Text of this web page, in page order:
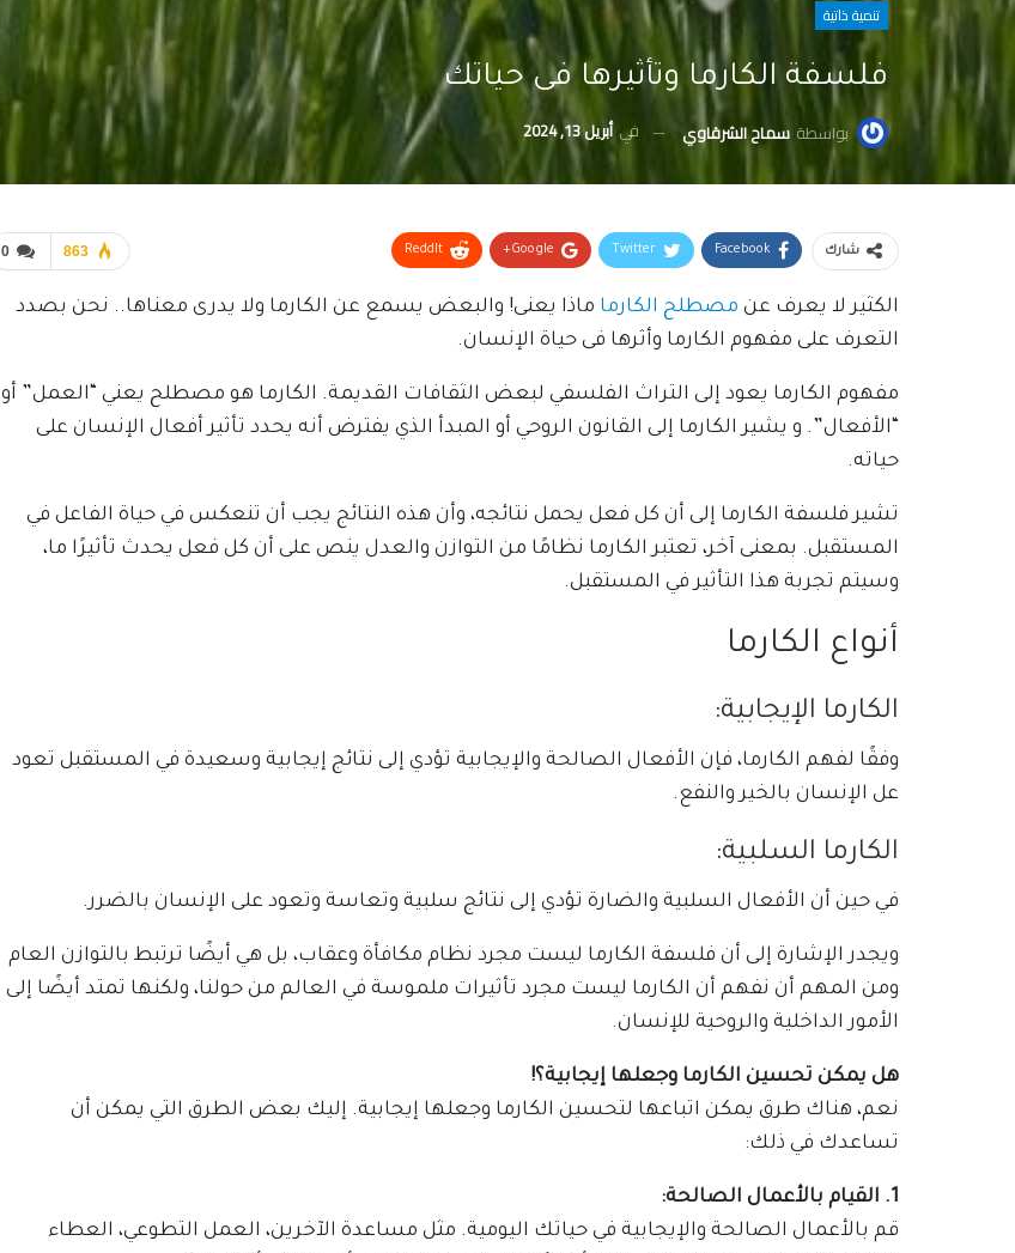
تنمية ذاتية
فلسفة الكارما وتأثيرها فى حياتك
بواسطة سماح الشرقاوي في أبريل 13, 2024
0 863 شارك Facebook
Twitter
Google+
ReddIt
الكثير لا يعرف عن مصطلح الكارما ماذا يعنى! والبعض يسمع عن الكارما ولا يدرى معناها.. نحن بصدد
التعرف على مفهوم الكارما وأثرها فى حياة الإنسان.
مفهوم الكارما يعود إلى التراث الفلسفي لبعض الثقافات القديمة. الكارما هو مصطلح يعني “العمل” أو
“الأفعال”. و يشير الكارما إلى القانون الروحي أو المبدأ الذي يفترض أنه يحدد تأثير أفعال الإنسان على
حياته.
تشير فلسفة الكارما إلى أن كل فعل يحمل نتائجه، وأن هذه النتائج يجب أن تنعكس في حياة الفاعل في
المستقبل. بمعنى آخر، تعتبر الكارما نظامًا من التوازن والعدل ينص على أن كل فعل يحدث تأثيرًا ما،
وسيتم تجربة هذا التأثير في المستقبل.
أنواع الكارما
الكارما الإيجابية:
وفقًا لفهم الكارما، فإن الأفعال الصالحة والإيجابية تؤدي إلى نتائج إيجابية وسعيدة في المستقبل تعود
عل الإنسان بالخير والنفع.
الكارما السلبية:
في حين أن الأفعال السلبية والضارة تؤدي إلى نتائج سلبية وتعاسة وتعود على الإنسان بالضرر.
ويجدر الإشارة إلى أن فلسفة الكارما ليست مجرد نظام مكافأة وعقاب، بل هي أيضًا ترتبط بالتوازن العام
ومن المهم أن نفهم أن الكارما ليست مجرد تأثيرات ملموسة في العالم من حولنا، ولكنها تمتد أيضًا إلى
الأمور الداخلية والروحية للإنسان.
هل يمكن تحسين الكارما وجعلها إيجابية؟!
نعم، هناك طرق يمكن اتباعها لتحسين الكارما وجعلها إيجابية. إليك بعض الطرق التي يمكن أن
تساعدك في ذلك:
1. القيام بالأعمال الصالحة:
قم بالأعمال الصالحة والإيجابية في حياتك اليومية. مثل مساعدة الآخرين، العمل التطوعي، العطاء